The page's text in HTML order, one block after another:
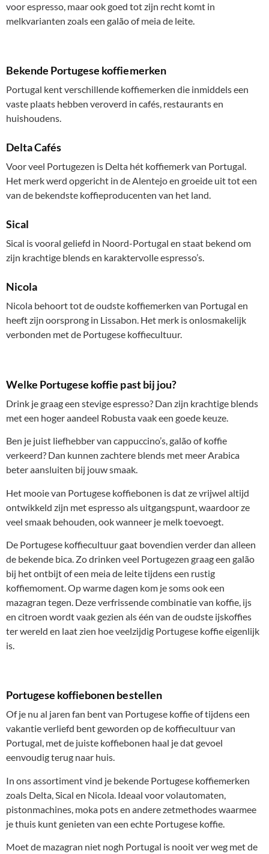
voor espresso, maar ook goed tot zijn recht komt in
melkvarianten zoals een galão of meia de leite.
Bekende Portugese koffiemerken
Portugal kent verschillende koffiemerken die inmiddels een
vaste plaats hebben veroverd in cafés, restaurants en
huishoudens.
Delta Cafés
Voor veel Portugezen is Delta hét koffiemerk van Portugal.
Het merk werd opgericht in de Alentejo en groeide uit tot een
van de bekendste koffieproducenten van het land.
Sical
Sical is vooral geliefd in Noord-Portugal en staat bekend om
zijn krachtige blends en karaktervolle espresso’s.
Nicola
Nicola behoort tot de oudste koffiemerken van Portugal en
heeft zijn oorsprong in Lissabon. Het merk is onlosmakelijk
verbonden met de Portugese koffiecultuur.
Welke Portugese koffie past bij jou?
Drink je graag een stevige espresso? Dan zijn krachtige blends
met een hoger aandeel Robusta vaak een goede keuze.
Ben je juist liefhebber van cappuccino’s, galão of koffie
verkeerd? Dan kunnen zachtere blends met meer Arabica
beter aansluiten bij jouw smaak.
Het mooie van Portugese koffiebonen is dat ze vrijwel altijd
ontwikkeld zijn met espresso als uitgangspunt, waardoor ze
veel smaak behouden, ook wanneer je melk toevoegt.
De Portugese koffiecultuur gaat bovendien verder dan alleen
de bekende bica. Zo drinken veel Portugezen graag een galão
bij het ontbijt of een meia de leite tijdens een rustig
koffiemoment. Op warme dagen kom je soms ook een
mazagran tegen. Deze verfrissende combinatie van koffie, ijs
en citroen wordt vaak gezien als één van de oudste ijskoffies
ter wereld en laat zien hoe veelzijdig Portugese koffie eigenlijk
is.
Portugese koffiebonen bestellen
Of je nu al jaren fan bent van Portugese koffie of tijdens een
vakantie verliefd bent geworden op de koffiecultuur van
Portugal, met de juiste koffiebonen haal je dat gevoel
eenvoudig terug naar huis.
In ons assortiment vind je bekende Portugese koffiemerken
zoals Delta, Sical en Nicola. Ideaal voor volautomaten,
pistonmachines, moka pots en andere zetmethodes waarmee
je thuis kunt genieten van een echte Portugese koffie.
Moet de mazagran niet nogh Portugal is nooit ver weg met de